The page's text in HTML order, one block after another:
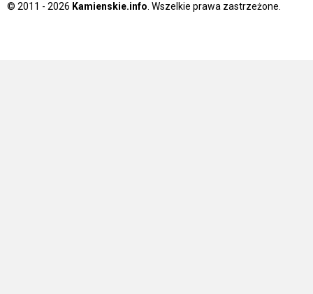
© 2011 - 2026 Kamienskie.info . Wszelkie prawa zastrzeżone.